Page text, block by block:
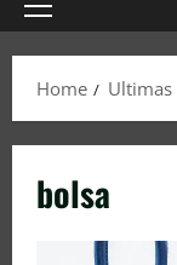
Home Ultimas
bolsa